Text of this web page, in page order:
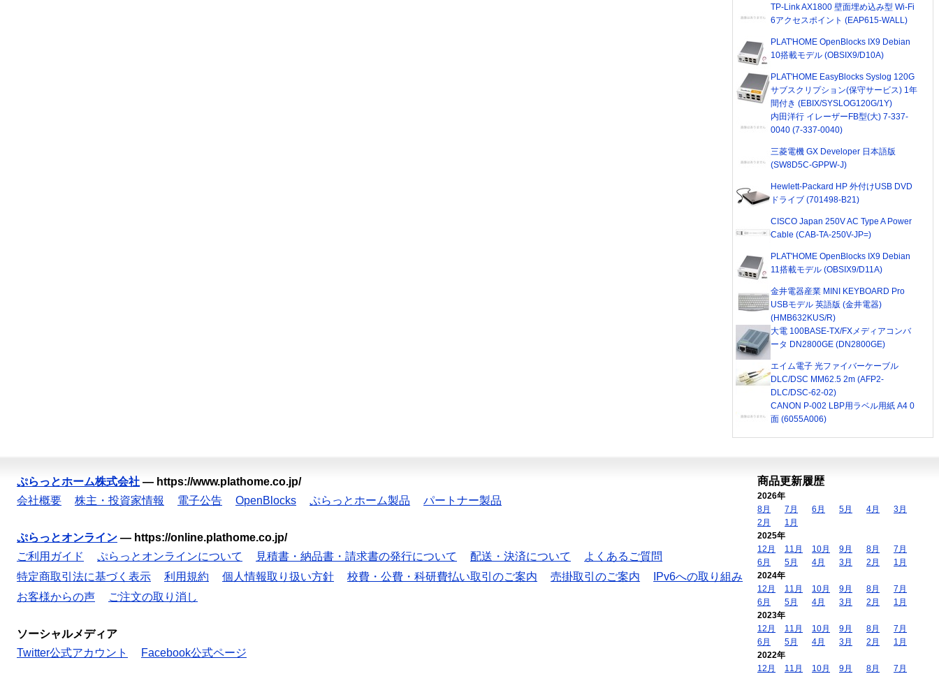
TP-Link AX1800 壁面埋め込み型 Wi-Fi
6アクセスポイント (EAP615-WALL)
PLAT'HOME OpenBlocks IX9 Debian
10搭載モデル (OBSIX9/D10A)
PLAT'HOME EasyBlocks Syslog 120G
サブスクリプション(保守サービス) 1年
間付き (EBIX/SYSLOG120G/1Y)
内田洋行 イレーザーFB型(大) 7-337-
0040 (7-337-0040)
三菱電機 GX Developer 日本語版
(SW8D5C-GPPW-J)
Hewlett-Packard HP 外付けUSB DVD
ドライブ (701498-B21)
CISCO Japan 250V AC Type A Power
Cable (CAB-TA-250V-JP=)
PLAT'HOME OpenBlocks IX9 Debian
11搭載モデル (OBSIX9/D11A)
金井電器産業 MINI KEYBOARD Pro
USBモデル 英語版 (金井電器)
(HMB632KUS/R)
大電 100BASE-TX/FXメディアコンバ
ータ DN2800GE (DN2800GE)
エイム電子 光ファイバーケーブル
DLC/DSC MM62.5 2m (AFP2-
DLC/DSC-62-02)
CANON P-002 LBP用ラベル用紙 A4 0
面 (6055A006)
ぷらっとホーム株式会社 — https://www.plathome.co.jp/
会社概要
株主・投資家情報 電子公告 OpenBlocks ぷらっとホーム製品 パートナー製品
ぷらっとオンライン — https://online.plathome.co.jp/
ご利用ガイド
ぷらっとオンラインについて 見積書・納品書・請求書の発行について 配送・決済について
よくあるご質問
特定商取引法に基づく表示
利用規約 個人情報取り扱い方針 校費・公費・科研費払い取引のご案内 売掛取引のご案内
IPv6への取り組み
お客様からの声
ご注文の取り消し
ソーシャルメディア
Twitter公式アカウント
Facebook公式ページ
商品更新履歴
2026年
8月
7月 6月 5月 4月
3月
2月
1月
2025年
12月
11月 10月 9月 8月
7月
6月
5月 4月 3月 2月
1月
2024年
12月
11月 10月 9月 8月
7月
6月
5月 4月 3月 2月
1月
2023年
12月
11月 10月 9月 8月
7月
6月
5月 4月 3月 2月
1月
2022年
12月
11月 10月 9月 8月
7月